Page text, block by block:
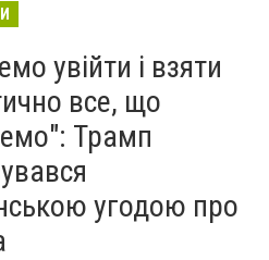
увійти і взяти
все, що
Трамп
угодою про